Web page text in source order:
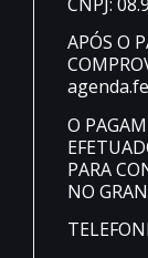
APÓS O
O
PARA
NO